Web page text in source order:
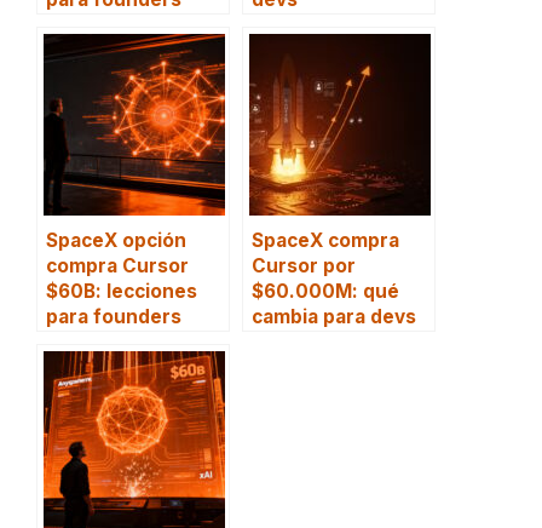
SpaceX opción
compra Cursor
$60B: lecciones
para founders
SpaceX compra
Cursor por
$60.000M: qué
cambia para devs